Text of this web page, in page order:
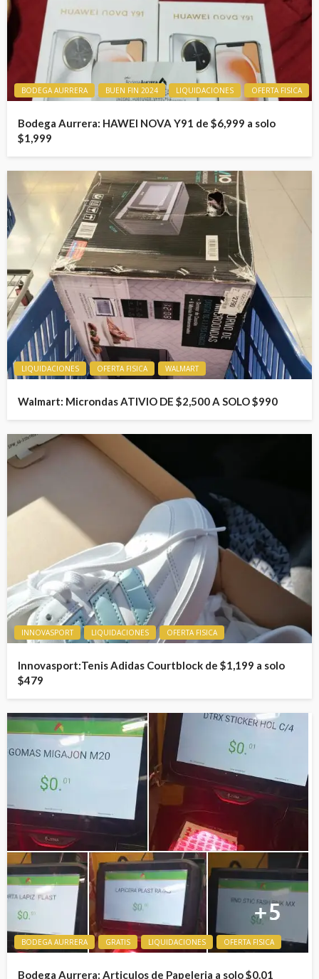
BODEGA AURRERA BUEN FIN 2024 LIQUIDACIONES OFERTA FISICA
Bodega Aurrera: HAWEI NOVA Y91 de $6,999 a solo
$1,999
LIQUIDACIONES OFERTA FISICA WALMART
Walmart: Microndas ATIVIO DE $2,500 A SOLO $990
INNOVASPORT LIQUIDACIONES OFERTA FISICA
Innovasport:Tenis Adidas Courtblock de $1,199 a solo
$479
BODEGA AURRERA GRATIS LIQUIDACIONES OFERTA FISICA
Bodega Aurrera: Articulos de Papeleria a solo $0.01